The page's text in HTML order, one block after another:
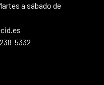
a sábado de
5332